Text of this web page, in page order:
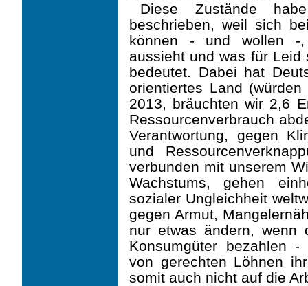
Diese Zustände
beschrieben, weil sich
können - und wollen -,
aussieht und was für Leid
bedeutet. Dabei hat
orientiertes Land
2013, bräuchten wir 2,6
Ressourcenverbrauch
Verantwortung, gegen
und
verbunden mit unserem
Wachstums, gehen
sozialer Ungleichheit
gegen Armut,
nur etwas ändern, wenn
Konsumgüter bezahlen
von gerechten Löhnen
somit auch nicht auf die